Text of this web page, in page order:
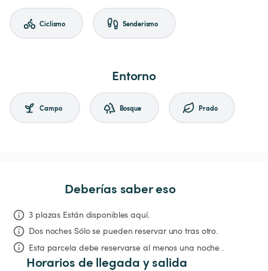
Ciclismo Senderismo
Entorno
Campo Bosque Prado
Deberías saber eso
3 plazas Están disponibles aquí.
Dos noches Sólo se pueden reservar uno tras otro.
Esta parcela debe reservarse al menos una noche .
Horarios de llegada y salida